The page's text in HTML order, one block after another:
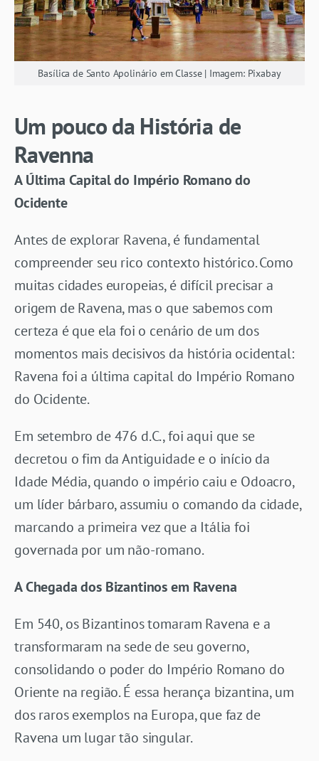
Basílica de Santo Apolinário em Classe | Imagem: Pixabay
Um pouco da História de
Ravenna
A Última Capital do Império Romano do
Ocidente
Antes de explorar Ravena, é fundamental
compreender seu rico contexto histórico. Como
muitas cidades europeias, é difícil precisar a
origem de Ravena, mas o que sabemos com
certeza é que ela foi o cenário de um dos
momentos mais decisivos da história ocidental:
Ravena foi a última capital do Império Romano
do Ocidente.
Em setembro de 476 d.C., foi aqui que se
decretou o fim da Antiguidade e o início da
Idade Média, quando o império caiu e Odoacro,
um líder bárbaro, assumiu o comando da cidade,
marcando a primeira vez que a Itália foi
governada por um não-romano.
A Chegada dos Bizantinos em Ravena
Em 540, os Bizantinos tomaram Ravena e a
transformaram na sede de seu governo,
consolidando o poder do Império Romano do
Oriente na região. É essa herança bizantina, um
dos raros exemplos na Europa, que faz de
Ravena um lugar tão singular.